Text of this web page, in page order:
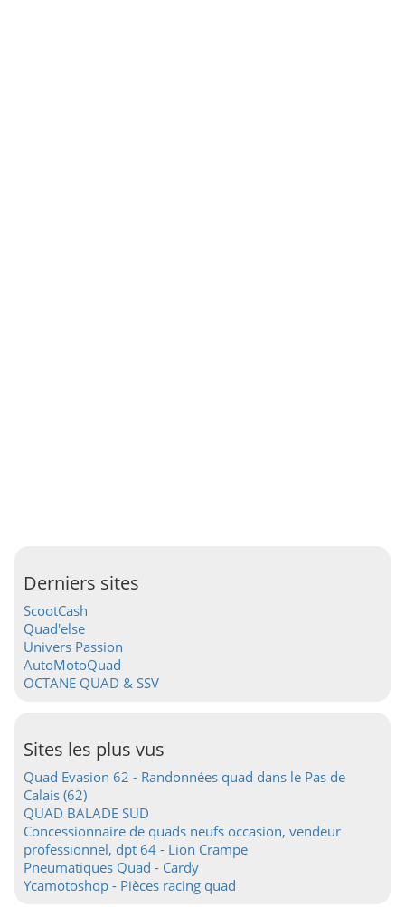
Derniers sites
ScootCash
Quad'else
Univers Passion
AutoMotoQuad
OCTANE QUAD & SSV
Sites les plus vus
Quad Evasion 62 - Randonnées quad dans le Pas de
Calais (62)
QUAD BALADE SUD
Concessionnaire de quads neufs occasion, vendeur
professionnel, dpt 64 - Lion Crampe
Pneumatiques Quad - Cardy
Ycamotoshop - Pièces racing quad